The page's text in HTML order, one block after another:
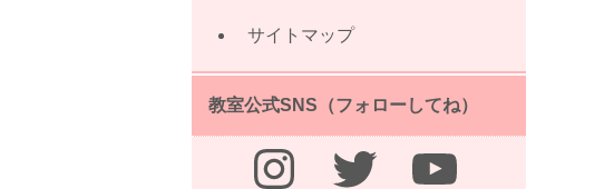
サイトマップ
教室公式SNS（フォローしてね）
Instagram Twitter YouTube